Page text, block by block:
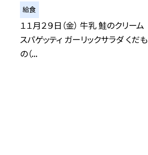
給食
１１月２９日（金） 牛乳 鮭のクリーム
スパゲッティ ガーリックサラダ くだも
の（...